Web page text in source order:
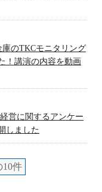
庫のTKCモニタリング
！講演の内容を動画
営に関するアンケー
しました
10件